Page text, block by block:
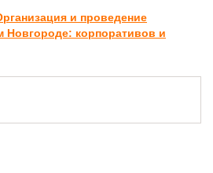
и проведение
Новгороде: корпоративов и